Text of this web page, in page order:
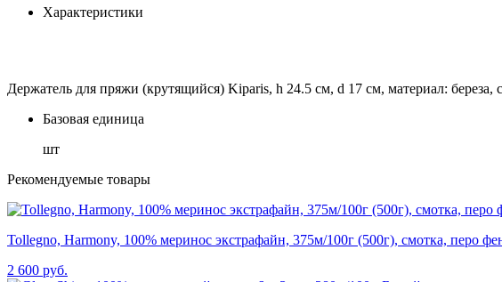
Характеристики
Держатель для пряжи (крутящийся) Kiparis, h 24.5 см, d 17 см, материал: береза,
Базовая единица
шт
Рекомендуемые товары
Tollegno, Harmony, 100% меринос экстрафайн, 375м/100г (500г), смотка, перо
2 600 руб.